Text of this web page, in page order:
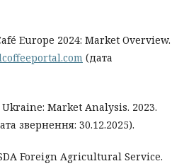
Europe 2024: Market Overview.
(дата
Market Analysis. 2023.
звернення: 30.12.2025).
Foreign Agricultural Service.